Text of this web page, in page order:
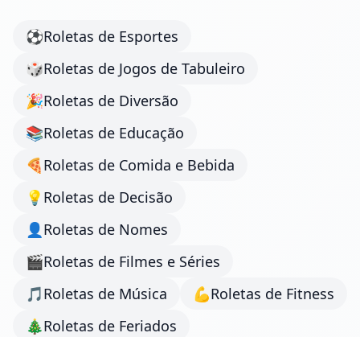
⚽Roletas de Esportes
🎲Roletas de Jogos de Tabuleiro
🎉Roletas de Diversão
📚Roletas de Educação
🍕Roletas de Comida e Bebida
💡 Roletas de Decisão
👤 Roletas de Nomes
🎬Roletas de Filmes e Séries
🎵Roletas de Música 💪Roletas de Fitness
🎄Roletas de Feriados